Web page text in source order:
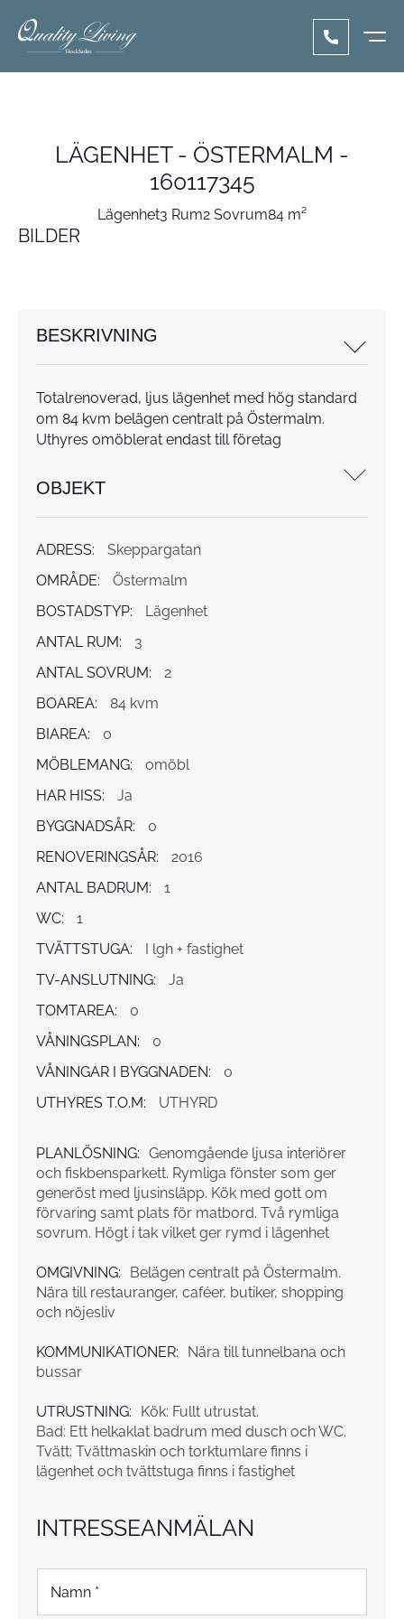
LÄGENHET - ÖSTERMALM -
160117345
Lägenhet3 Rum2 Sovrum84 m²
BILDER
BESKRIVNING
Totalrenoverad, ljus lägenhet med hög standard
om 84 kvm belägen centralt på Östermalm.
Uthyres omöblerat endast till företag
OBJEKT
ADRESS:
Skeppargatan
OMRÅDE:
Östermalm
BOSTADSTYP:
Lägenhet
ANTAL RUM:
3
ANTAL SOVRUM:
2
BOAREA:
84 kvm
BIAREA:
0
MÖBLEMANG:
omöbl
HAR HISS:
Ja
BYGGNADSÅR:
0
RENOVERINGSÅR:
2016
ANTAL BADRUM:
1
WC:
1
TVÄTTSTUGA:
I lgh + fastighet
TV-ANSLUTNING:
Ja
TOMTAREA:
0
VÅNINGSPLAN:
0
VÅNINGAR I BYGGNADEN:
0
UTHYRES T.O.M:
UTHYRD
PLANLÖSNING: Genomgående ljusa interiörer
och fiskbensparkett. Rymliga fönster som ger
generöst med ljusinsläpp. Kök med gott om
förvaring samt plats för matbord. Två rymliga
sovrum. Högt i tak vilket ger rymd i lägenhet
OMGIVNING:
Belägen centralt på Östermalm.
Nära till restauranger, caféer, butiker, shopping
och nöjesliv
KOMMUNIKATIONER:
Nära till tunnelbana och
bussar
UTRUSTNING:
Kök: Fullt utrustat.
Bad: Ett helkaklat badrum med dusch och WC.
Tvätt: Tvättmaskin och torktumlare finns i
lägenhet och tvättstuga finns i fastighet
INTRESSEANMÄLAN
m